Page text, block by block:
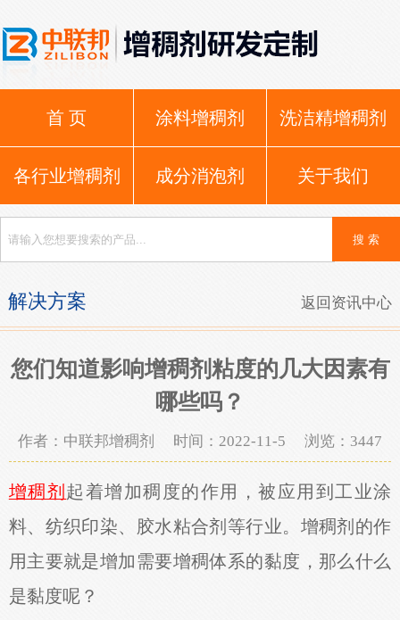
首 页 涂料增稠剂 洗洁精增稠剂
各行业增稠剂 成分消泡剂 关于我们
解决方案 返回资讯中心
您们知道影响增稠剂粘度的几大因素有
哪些吗？
作者：中联邦增稠剂 时间：2022-11-5 浏览： 3447
增稠剂 起着增加稠度的作用，被应用到工业涂
料、纺织印染、胶水粘合剂等行业。增稠剂的作
用主要就是增加需要增稠体系的黏度，那么什么
是黏度呢？